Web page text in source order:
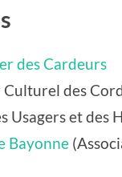
des Cardeurs
des
Usagers et
Bayonne